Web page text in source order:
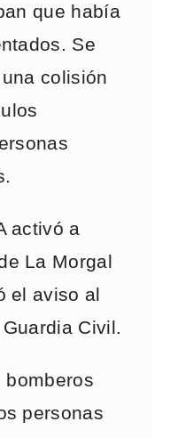
que había
Se
colisión
activó a
La Morgal
el aviso al
Civil.
bomberos
personas